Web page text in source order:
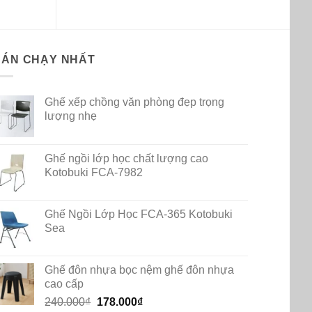
CHẠY NHẤT
Ghế xếp chồng văn phòng đẹp trọng
lượng nhẹ
Ghế ngồi lớp học chất lượng cao
Kotobuki FCA-7982
Ghế Ngồi Lớp Học FCA-365 Kotobuki
Sea
Ghế đôn nhựa bọc nệm ghế đôn nhựa
cao cấp
240.000₫ Original
178.000₫Current